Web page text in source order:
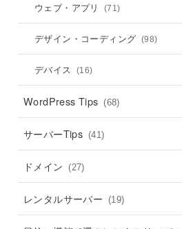
ウェブ・アプリ (71)
デザイン・コーディング (98)
デバイス (16)
WordPress Tips (68)
サーバーTips (41)
ドメイン (27)
レンタルサーバー (19)